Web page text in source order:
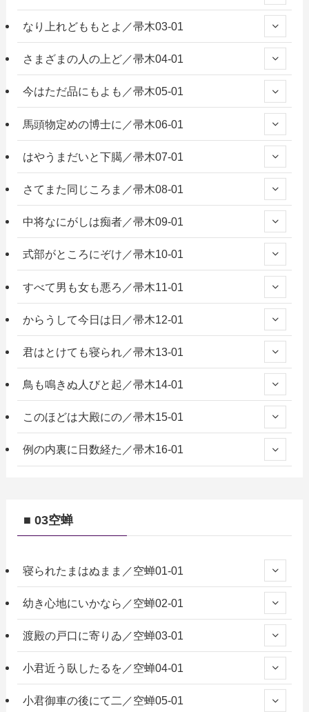
なり上れどももとよ／帚木03-01
さまざまの人の上ど／帚木04-01
今はただ品にもよも／帚木05-01
馬頭物定めの博士に／帚木06-01
はやうまだいと下臈／帚木07-01
さてまた同じころま／帚木08-01
中将なにがしは痴者／帚木09-01
式部がところにぞけ／帚木10-01
すべて男も女も悪ろ／帚木11-01
からうして今日は日／帚木12-01
君はとけても寝られ／帚木13-01
鳥も鳴きぬ人びと起／帚木14-01
このほどは大殿にの／帚木15-01
例の内裏に日数経た／帚木16-01
■ 03空蝉
寝られたまはぬまま／空蝉01-01
幼き心地にいかなら／空蝉02-01
渡殿の戸口に寄りゐ／空蝉03-01
小君近う臥したるを／空蝉04-01
小君御車の後にて二／空蝉05-01